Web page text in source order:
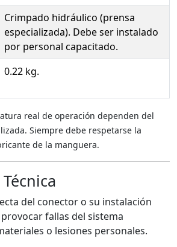
Crimpado hidráulico (prensa
especializada). Debe ser instalado
por personal capacitado.
0.22 kg.
real de operación dependen del
Siempre debe respetarse la
de la manguera.
del conector o su instalación
fallas del sistema
o lesiones personales.